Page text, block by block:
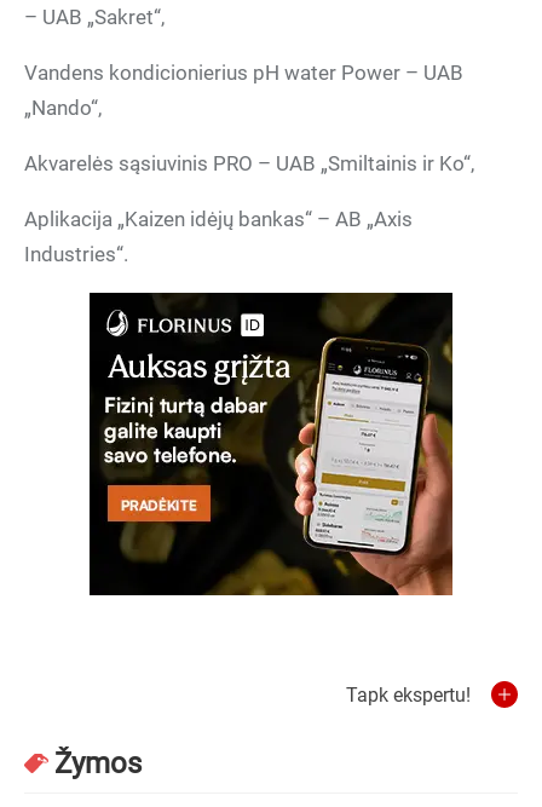
– UAB „Sakret“,
Vandens kondicionierius pH water Power – UAB
„Nando“,
Akvarelės sąsiuvinis PRO – UAB „Smiltainis ir Ko“,
Aplikacija „Kaizen idėjų bankas“ – AB „Axis
Industries“.
Tapk ekspertu!
Žymos